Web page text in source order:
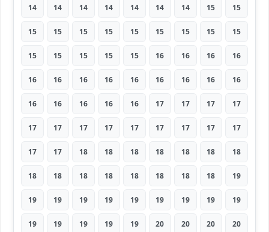
14 14 14 14 14 14 14 15 15
15 15 15 15 15 15 15 15 15
15 15 15 15 15 16 16 16 16
16 16 16 16 16 16 16 16 16
16 16 16 16 16 17 17 17 17
17 17 17 17 17 17 17 17 17
17 17 18 18 18 18 18 18 18
18 18 18 18 18 18 18 18 19
19 19 19 19 19 19 19 19 19
19 19 19 19 19 20 20 20 20